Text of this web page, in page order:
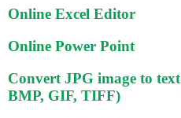
Online Excel Editor
Online Power Point
Convert JPG image to
BMP, GIF, TIFF)